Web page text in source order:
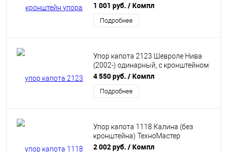
1 001 руб. / Компл
Подробнее
Упор капота 2123 Шевроле Нива
(2002-) одинарный, с кронштейном
Техно Мастер 8231.0550.04
4 550 руб. / Компл
Подробнее
Упор капота 1118 Калина (без
кронштейна) ТехноМастер
8231.0100.04
2 002 руб. / Компл